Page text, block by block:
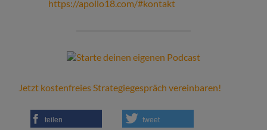
https://apollo18.com/#kontakt
Jetzt kostenfreies Strategiegespräch vereinbaren!
teilen tweet